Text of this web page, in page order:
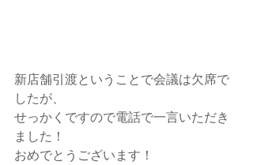
新店舗引渡ということで会議は欠席で
したが、
せっかくですので電話で一言いただき
ました！
おめでとうございます！